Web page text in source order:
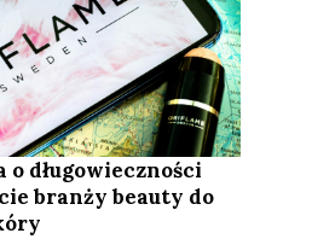
o długowieczności
branży beauty do